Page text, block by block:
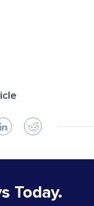
Today.